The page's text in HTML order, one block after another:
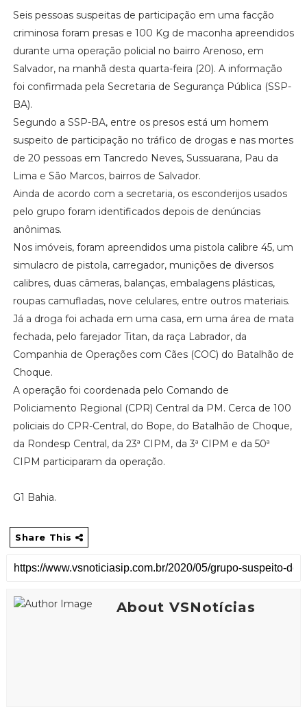
Seis pessoas suspeitas de participação em uma facção
criminosa foram presas e 100 Kg de maconha apreendidos
durante uma operação policial no bairro Arenoso, em
Salvador, na manhã desta quarta-feira (20). A informação
foi confirmada pela Secretaria de Segurança Pública (SSP-
BA).
Segundo a SSP-BA, entre os presos está um homem
suspeito de participação no tráfico de drogas e nas mortes
de 20 pessoas em Tancredo Neves, Sussuarana, Pau da
Lima e São Marcos, bairros de Salvador.
Ainda de acordo com a secretaria, os esconderijos usados
pelo grupo foram identificados depois de denúncias
anônimas.
Nos imóveis, foram apreendidos uma pistola calibre 45, um
simulacro de pistola, carregador, munições de diversos
calibres, duas câmeras, balanças, embalagens plásticas,
roupas camufladas, nove celulares, entre outros materiais.
Já a droga foi achada em uma casa, em uma área de mata
fechada, pelo farejador Titan, da raça Labrador, da
Companhia de Operações com Cães (COC) do Batalhão de
Choque.
A operação foi coordenada pelo Comando de
Policiamento Regional (CPR) Central da PM. Cerca de 100
policiais do CPR-Central, do Bope, do Batalhão de Choque,
da Rondesp Central, da 23ª CIPM, da 3ª CIPM e da 50ª
CIPM participaram da operação.
G1 Bahia.
Share This
About VSNotícias